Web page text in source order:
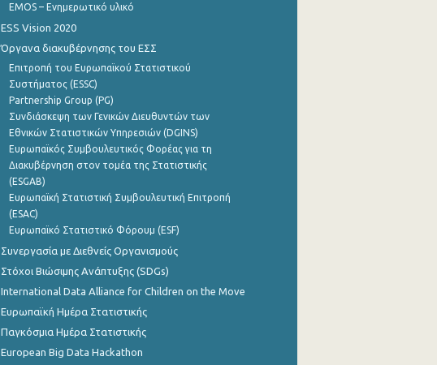
EMOS – Ενημερωτικό υλικό
ESS Vision 2020
Όργανα διακυβέρνησης του ΕΣΣ
Επιτροπή του Ευρωπαϊκού Στατιστικού
Συστήματος (ESSC)
Partnership Group (PG)
Συνδιάσκεψη των Γενικών Διευθυντών των
Εθνικών Στατιστικών Υπηρεσιών (DGINS)
Ευρωπαϊκός Συμβουλευτικός Φορέας για τη
Διακυβέρνηση στον τομέα της Στατιστικής
(ESGAB)
Ευρωπαϊκή Στατιστική Συμβουλευτική Επιτροπή
(ESAC)
Ευρωπαϊκό Στατιστικό Φόρουμ (ESF)
Συνεργασία με Διεθνείς Οργανισμούς
Στόχοι Βιώσιμης Ανάπτυξης (SDGs)
International Data Alliance for Children on the Move
Ευρωπαϊκή Ημέρα Στατιστικής
Παγκόσμια Ημέρα Στατιστικής
European Big Data Hackathon